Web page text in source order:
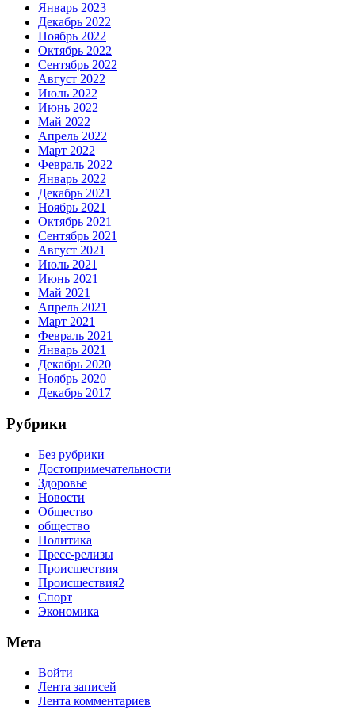
Январь 2023
Декабрь 2022
Ноябрь 2022
Октябрь 2022
Сентябрь 2022
Август 2022
Июль 2022
Июнь 2022
Май 2022
Апрель 2022
Март 2022
Февраль 2022
Январь 2022
Декабрь 2021
Ноябрь 2021
Октябрь 2021
Сентябрь 2021
Август 2021
Июль 2021
Июнь 2021
Май 2021
Апрель 2021
Март 2021
Февраль 2021
Январь 2021
Декабрь 2020
Ноябрь 2020
Декабрь 2017
Рубрики
Без рубрики
Достопримечательности
Здоровье
Новости
Общество
общество
Политика
Пресс-релизы
Происшествия
Происшествия2
Спорт
Экономика
Мета
Войти
Лента записей
Лента комментариев